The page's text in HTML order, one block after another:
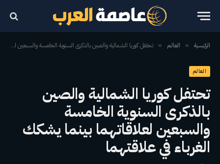
الرئيسية » العالم » تحتفل كوريا الشمالية والصين بالذكرى السنوية الخامسة والسبعين لعلاقاتهما بينما يشكك الغرباء في علاقتهما
العالم
تحتفل كوريا الشمالية والصين
بالذكرى السنوية الخامسة
والسبعين لعلاقاتهما بينما يشكك
الغرباء في علاقتهما